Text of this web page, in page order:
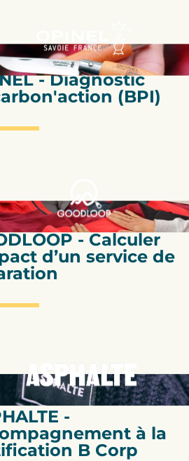
- Diagnostic
(BPI)
- Calculer
d’un service de
B Corp
-
à la
B Corp